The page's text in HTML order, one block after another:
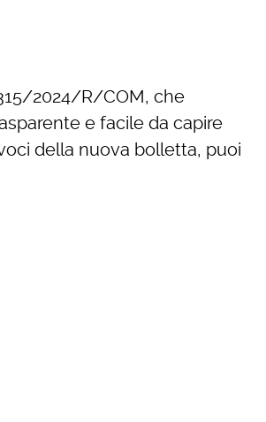
2024/R/COM, che
e facile da capire
della nuova bolletta, puoi